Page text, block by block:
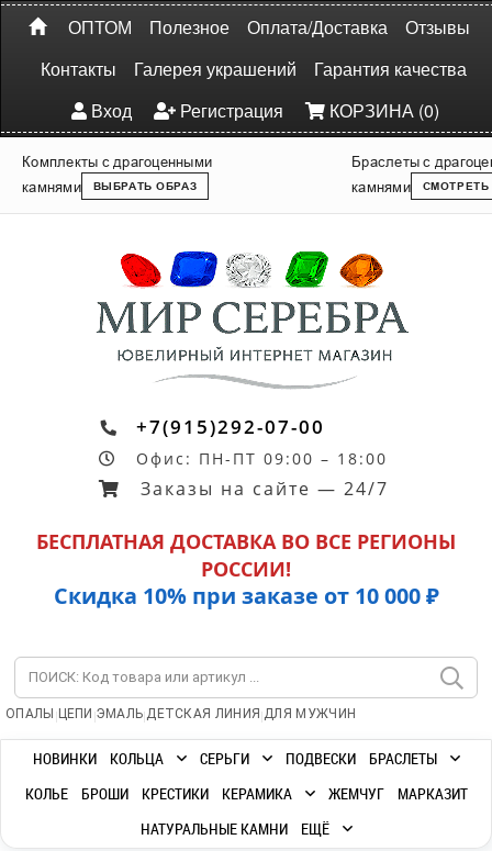
ОПТОМ Полезное Оплата/Доставка
Отзывы
Контакты
Галерея украшений
Гарантия качества
Вход
Регистрация КОРЗИНА (0)
Комплекты с драгоценными
камнями
ВЫБРАТЬ ОБРАЗ
Браслеты с
камнями
СМОТРЕТЬ
+7(915)292-07-00
Офис: ПН-ПТ 09:00 – 18:00
Заказы на сайте — 24/7
БЕСПЛАТНАЯ ДОСТАВКА ВО ВСЕ РЕГИОНЫ
РОССИИ!
Скидка 10% при заказе от 10 000 ₽
ОПАЛЫ | ЦЕПИ |ЭМАЛЬ|ДЕТСКАЯ ЛИНИЯ |ДЛЯ МУЖЧИН
НОВИНКИ КОЛЬЦА СЕРЬГИ ПОДВЕСКИ
БРАСЛЕТЫ
КОЛЬЕ
БРОШИ КРЕСТИКИ КЕРАМИКА ЖЕМЧУГ
МАРКАЗИТ
НАТУРАЛЬНЫЕ КАМНИ
ЕЩЁ